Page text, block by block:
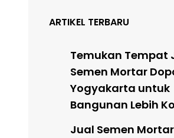
ARTIKEL TERBARU
Temukan Tempat
Semen Mortar
Yogyakarta untuk
Bangunan Lebih
Jual Semen Mortar